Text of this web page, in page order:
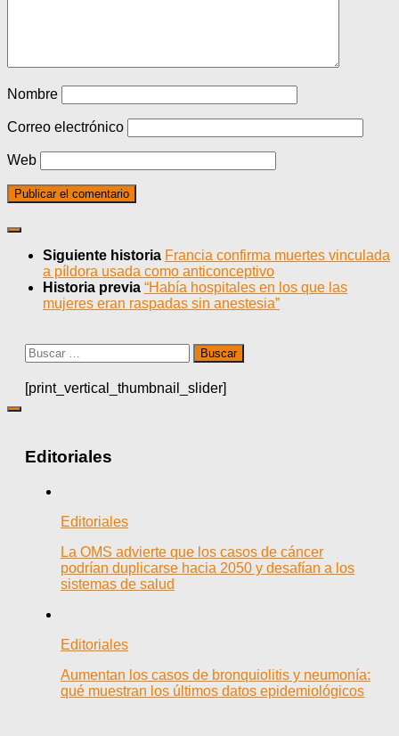
Nombre
Correo electrónico
Web
Siguiente historia Francia confirma muertes vinculada
a píldora usada como anticonceptivo
Historia previa “Había hospitales en los que las
mujeres eran raspadas sin anestesia”
Buscar:
[print_vertical_thumbnail_slider]
Editoriales
Editoriales
La OMS advierte que los casos de cáncer
podrían duplicarse hacia 2050 y desafían a los
sistemas de salud
Editoriales
Aumentan los casos de bronquiolitis y neumonía:
qué muestran los últimos datos epidemiológicos